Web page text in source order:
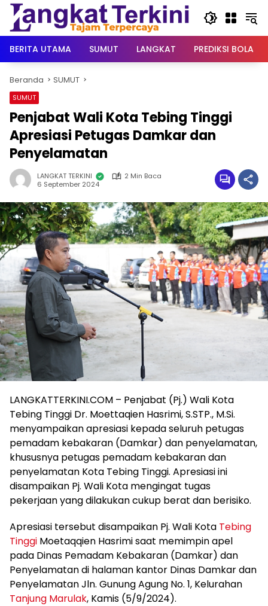
Langsung
konten
BERITA UTAMA
SUMUT LANGKAT PREDIKSI BOLA
Beranda SUMUT
SUMUT
Penjabat Wali Kota Tebing Tinggi
Apresiasi Petugas Damkar dan
Penyelamatan
LANGKAT TERKINI
2 Min Baca
6 September 2024
LANGKATTERKINI.COM – Penjabat (Pj.) Wali Kota
Tebing Tinggi Dr. Moettaqien Hasrimi, S.STP., M.Si.
menyampaikan apresiasi kepada seluruh petugas
pemadam kebakaran (Damkar) dan penyelamatan,
khususnya petugas pemadam kebakaran dan
penyelamatan Kota Tebing Tinggi. Apresiasi ini
disampaikan Pj. Wali Kota mengingat tugas
pekerjaan yang dilakukan cukup berat dan berisiko.
Apresiasi tersebut disampaikan Pj. Wali Kota Tebing
Tinggi Moetaqqien Hasrimi saat memimpin apel
pada Dinas Pemadam Kebakaran (Damkar) dan
Penyelamatan di halaman kantor Dinas Damkar dan
Penyelamatan Jln. Gunung Agung No. 1, Kelurahan
Tanjung Marulak, Kamis (5/9/2024).